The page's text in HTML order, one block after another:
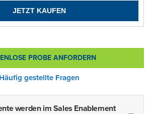
JETZT KAUFEN
PROBE ANFORDERN
Häufig gestellte Fragen
werden im Sales Enablement